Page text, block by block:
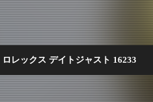
ロレックス デイトジャスト 16233